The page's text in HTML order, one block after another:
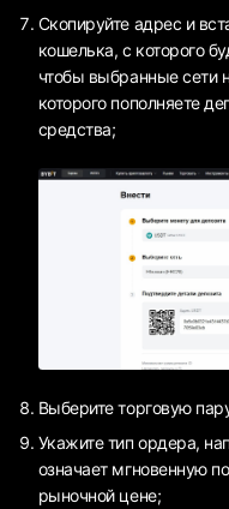
Скопируйте адрес и
кошелька, с которого
чтобы выбранные сети
которого пополняете
средства;
Выберите торговую
Укажите тип ордера,
означает мгновенную
рыночной цене;